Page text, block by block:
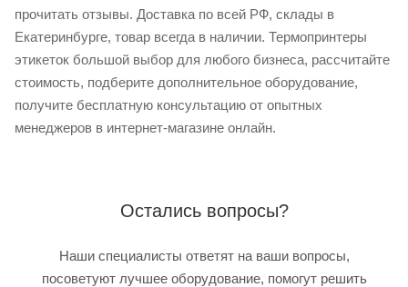
прочитать отзывы. Доставка по всей РФ, склады в
Екатеринбурге, товар всегда в наличии. Термопринтеры
этикеток большой выбор для любого бизнеса, рассчитайте
стоимость, подберите дополнительное оборудование,
получите бесплатную консультацию от опытных
менеджеров в интернет-магазине онлайн.
Остались вопросы?
Наши специалисты ответят на ваши вопросы,
посоветуют лучшее оборудование, помогут решить